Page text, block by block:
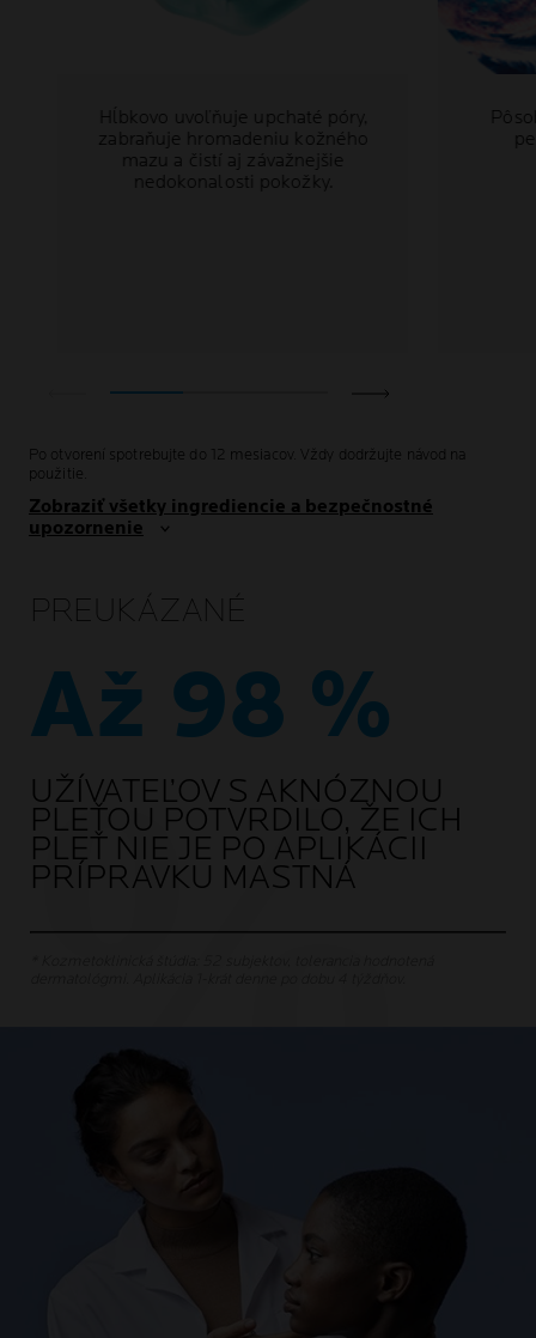
Hĺbkovo uvoľňuje upchaté póry,
zabraňuje hromadeniu kožného
mazu a čistí aj závažnejšie
nedokonalosti pokožky.
Po otvorení spotrebujte do 12 mesiacov. Vždy dodržujte návod na
použitie.
Zobraziť všetky ingrediencie a bezpečnostné
upozornenie
PREUKÁZANÉ
Až 98 %
UŽÍVATEĽOV S AKNÓZNOU
PLEŤOU POTVRDILO, ŽE ICH
PLEŤ NIE JE PO APLIKÁCII
PRÍPRAVKU MASTNÁ